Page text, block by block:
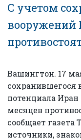
С учетом
вооружений
Вашингтон. 17
сохранившегося
потенциала
месяцев
сообщает газета
источники,